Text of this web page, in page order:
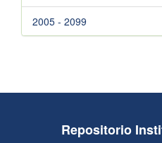
2005 - 2099
Repositorio